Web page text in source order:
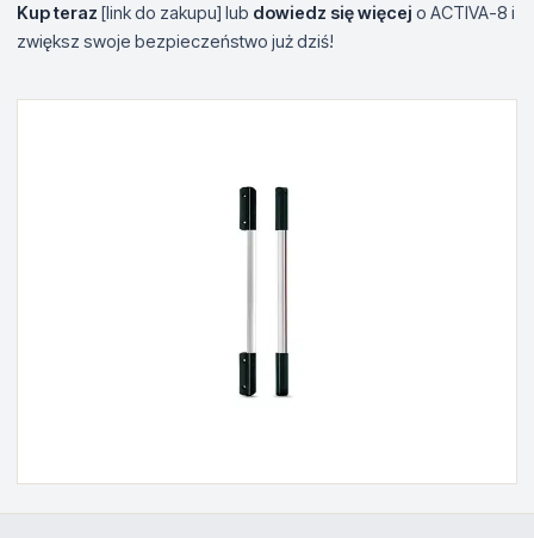
Kup teraz [link do zakupu] lub dowiedz się więcej o ACTIVA-8 i
zwiększ swoje bezpieczeństwo już dziś!